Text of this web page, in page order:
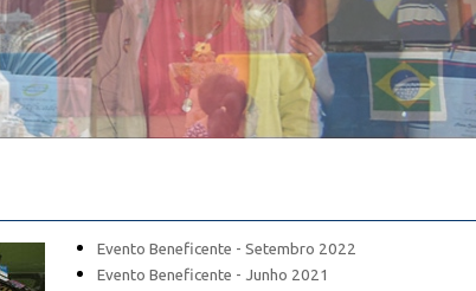
Evento Beneficente - Setembro 2022
Evento Beneficente - Junho 2021